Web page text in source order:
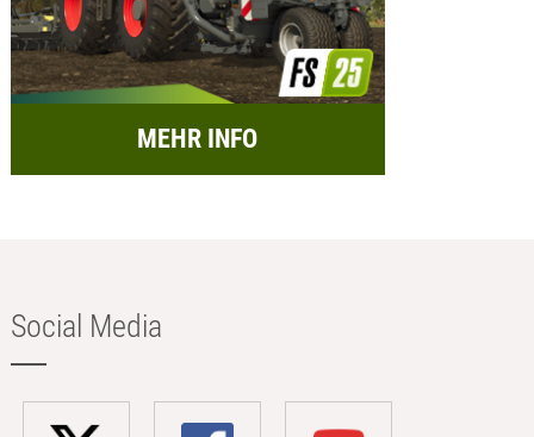
MEHR INFO
Social Media